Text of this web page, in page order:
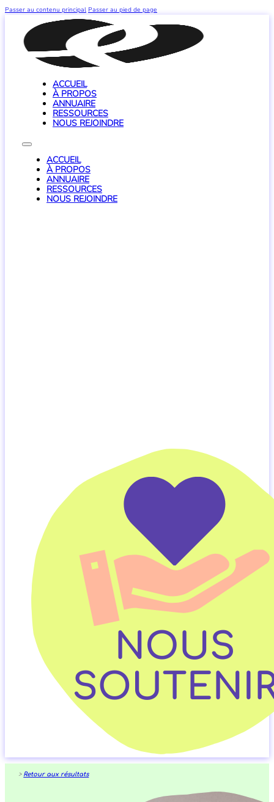
Passer au contenu principal Passer au pied de page
ACCUEIL
À PROPOS
ANNUAIRE
RESSOURCES
NOUS REJOINDRE
ACCUEIL
À PROPOS
ANNUAIRE
RESSOURCES
NOUS REJOINDRE
> Retour aux résultats